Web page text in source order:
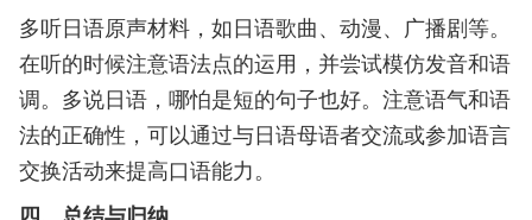
多听日语原声材料，如日语歌曲、动漫、广播剧等。
在听的时候注意语法点的运用，并尝试模仿发音和语
调。多说日语，哪怕是短的句子也好。注意语气和语
法的正确性，可以通过与日语母语者交流或参加语言
交换活动来提高口语能力。